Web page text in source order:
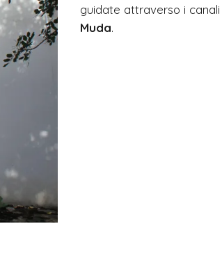
guidate attraverso i
Muda.